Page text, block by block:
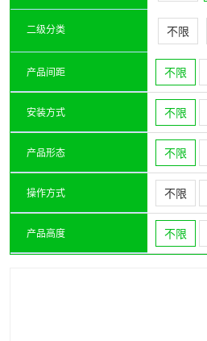
二级分类 不限
产品间距 不限
安装方式 不限
产品形态 不限
操作方式 不限
产品高度 不限